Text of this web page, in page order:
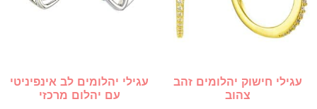
עגילי חישוק יהלומים זהב
צהוב
עגילי יהלומים לב אינפיניטי
עם יהלום מרכזי